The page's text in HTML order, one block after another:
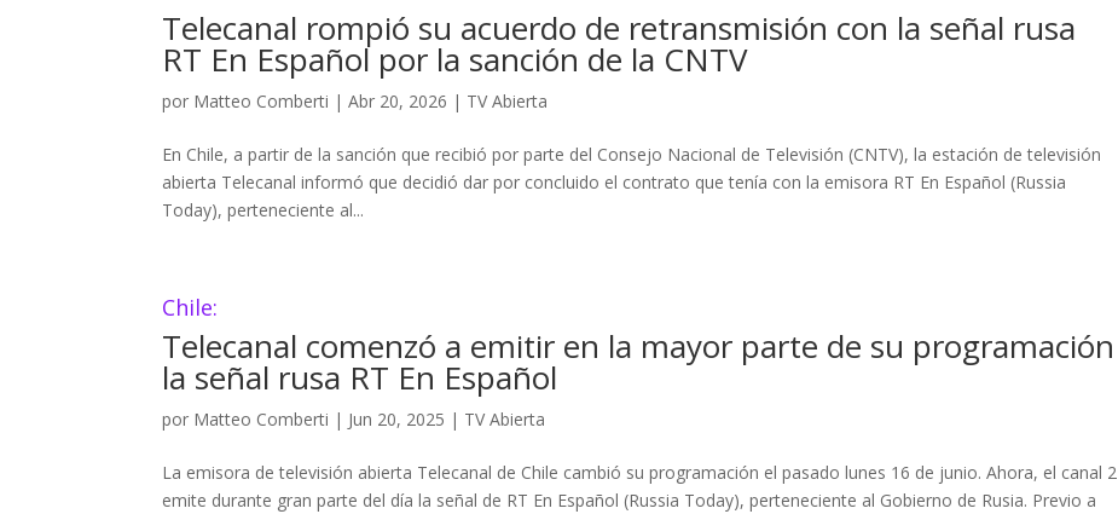
Telecanal rompió su acuerdo de retransmisión con la señal rusa
RT En Español por la sanción de la CNTV
por Matteo Comberti |Abr 20, 2026 | TV Abierta
En Chile, a partir de la sanción que recibió por parte del Consejo Nacional de Televisión (CNTV), la estación de televisión
abierta Telecanal informó que decidió dar por concluido el contrato que tenía con la emisora RT En Español (Russia
Today), perteneciente al...
Chile:
Telecanal comenzó a emitir en la mayor parte de su programación
la señal rusa RT En Español
por Matteo Comberti | Jun 20, 2025 | TV Abierta
La emisora de televisión abierta Telecanal de Chile cambió su programación el pasado lunes 16 de junio. Ahora, el canal 2
emite durante gran parte del día la señal de RT En Español (Russia Today), perteneciente al Gobierno de Rusia. Previo a